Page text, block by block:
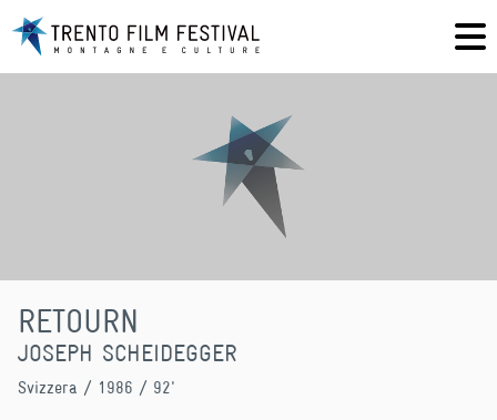
RETOURN
JOSEPH SCHEIDEGGER
Svizzera / 1986 / 92'